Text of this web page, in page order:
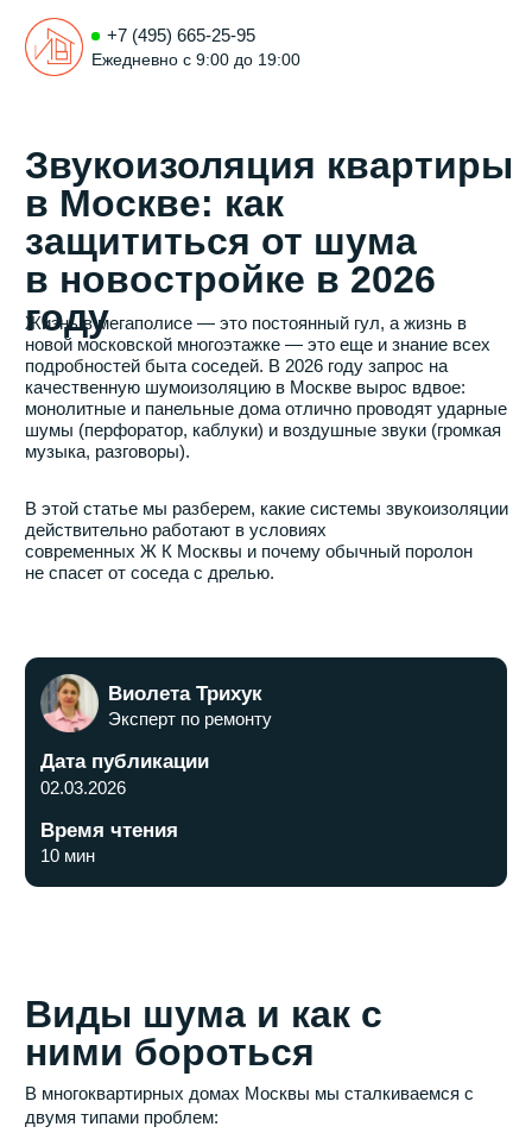
+7 (495) 665-25-95
Ежедневно с 9:00 до 19:00
в Москве: как
защититься от шума
в новостройке в 2026
году
новой московской многоэтажке — это еще и знание всех
подробностей быта соседей. В 2026 году запрос на
качественную шумоизоляцию в Москве вырос вдвое:
монолитные и панельные дома отлично проводят ударные
музыка, разговоры).
В этой статье мы разберем, какие системы звукоизоляции
действительно работают в условиях
современных Ж К Москвы и почему обычный поролон
не спасет от соседа с дрелью.
Эксперт по ремонту
02.03.2026
Дата публикации
В многоквартирных домах Москвы мы сталкиваемся с
двумя типами проблем:
1. Воздушный шум:Телевизор, лай собаки, плач
ребенка. Решается монтажом многослойных стеновых
панелей.
Виды шума и как с
ними бороться
В современных проектах отделки в Москве
мы используем комбинированные системы, которые
«съедают» минимум полезной площади (от 3 до 7 см):
Топ-решения для
звукоизоляции в 2026
году